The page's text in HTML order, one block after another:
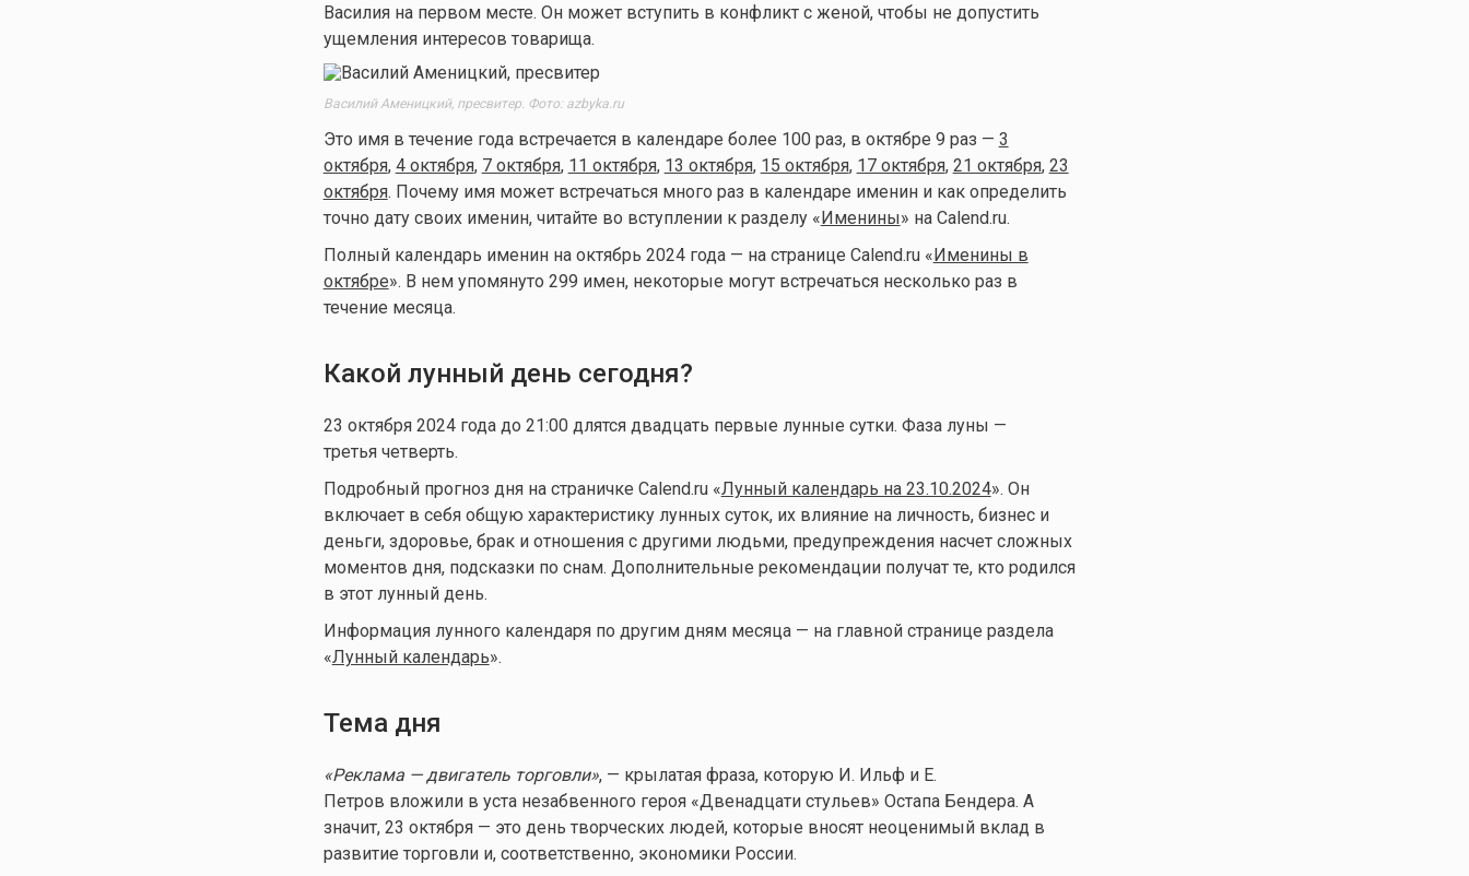
Василия на первом месте. Он может вступить в конфликт с женой, чтобы не допустить
ущемления интересов товарища.
Василий Аменицкий, пресвитер. Фото: azbyka.ru
Это имя в течение года встречается в календаре более 100 раз, в октябре 9 раз — 3
октября, 4 октября, 7 октября, 11 октября, 13 октября, 15 октября, 17 октября, 21 октября, 23
октября. Почему имя может встречаться много раз в календаре именин и как определить
точно дату своих именин, читайте во вступлении к разделу « Именины» на Calend.ru.
Полный календарь именин на октябрь 2024 года — на странице Calend.ru « Именины в
октябре». В нем упомянуто 299 имен, некоторые могут встречаться несколько раз в
течение месяца.
Какой лунный день сегодня?
23 октября 2024 года до 21:00 длятся двадцать первые лунные сутки. Фаза луны —
третья четверть.
Подробный прогноз дня на страничке Calend.ru «Лунный календарь на 23.10.2024». Он
включает в себя общую характеристику лунных суток, их влияние на личность, бизнес и
деньги, здоровье, брак и отношения с другими людьми, предупреждения насчет сложных
моментов дня, подсказки по снам. Дополнительные рекомендации получат те, кто родился
в этот лунный день.
Информация лунного календаря по другим дням месяца — на главной странице раздела
«Лунный календарь».
Тема дня
«Реклама — двигатель торговли», — крылатая фраза, которую И. Ильф и Е.
Петров вложили в уста незабвенного героя «Двенадцати стульев» Остапа Бендера. А
значит, 23 октября — это день творческих людей, которые вносят неоценимый вклад в
развитие торговли и, соответственно, экономики России.